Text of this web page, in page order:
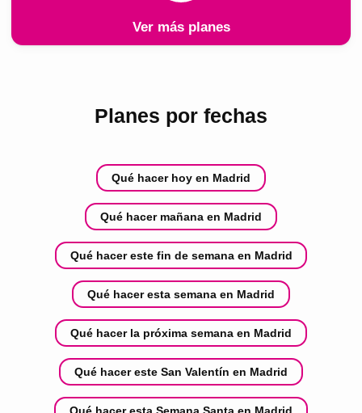
Ver más planes
Planes por fechas
Qué hacer hoy en Madrid
Qué hacer mañana en Madrid
Qué hacer este fin de semana en Madrid
Qué hacer esta semana en Madrid
Qué hacer la próxima semana en Madrid
Qué hacer este San Valentín en Madrid